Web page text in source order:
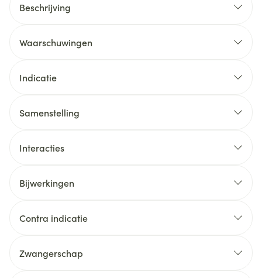
Beschrijving
Waarschuwingen
Indicatie
Samenstelling
Interacties
Bijwerkingen
Contra indicatie
Zwangerschap